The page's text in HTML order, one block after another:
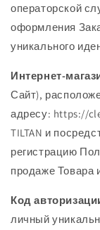
операторской
оформления
уникального
Интернет-
Сайт),
адресу: https://
TILTAN и
регистрацию
продаже Товара
Код
личный